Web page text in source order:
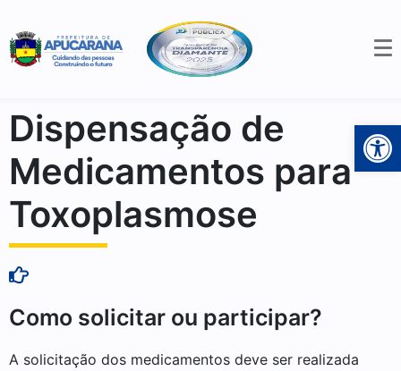
Dispensação de
Medicamentos para
Toxoplasmose
Como solicitar ou participar?
A solicitação dos medicamentos deve ser realizada